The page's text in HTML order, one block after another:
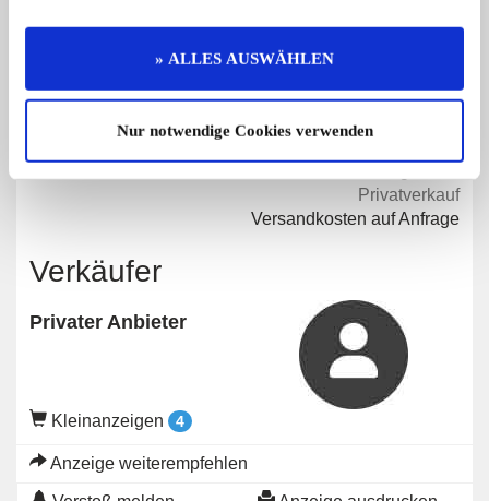
» ALLES AUSWÄHLEN
Nur notwendige Cookies verwenden
Preis€ 270,-
Privatverkauf
Versandkosten auf Anfrage
Verkäufer
Privater Anbieter
Kleinanzeigen 4
Anzeige weiterempfehlen